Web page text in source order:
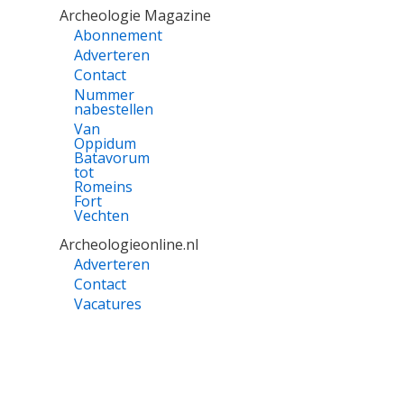
Archeologie Magazine
Abonnement
Adverteren
Contact
Nummer
nabestellen
Van
Oppidum
Batavorum
tot
Romeins
Fort
Vechten
Archeologieonline.nl
Adverteren
Contact
Vacatures